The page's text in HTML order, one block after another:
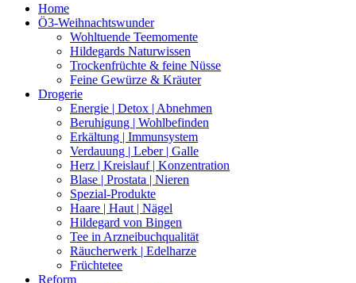
Home
Ö3-Weihnachtswunder
Wohltuende Teemomente
Hildegards Naturwissen
Trockenfrüchte & feine Nüsse
Feine Gewürze & Kräuter
Drogerie
Energie | Detox | Abnehmen
Beruhigung | Wohlbefinden
Erkältung | Immunsystem
Verdauung | Leber | Galle
Herz | Kreislauf | Konzentration
Blase | Prostata | Nieren
Spezial-Produkte
Haare | Haut | Nägel
Hildegard von Bingen
Tee in Arzneibuchqualität
Räucherwerk | Edelharze
Früchtetee
Reform